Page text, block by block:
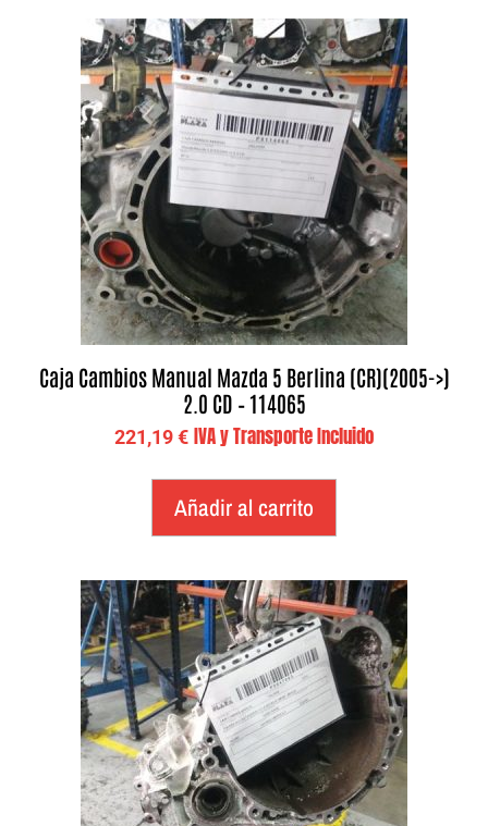
Caja Cambios Manual Mazda 5 Berlina (CR)(2005->)
2.0 CD – 114065
221,19€ IVA y Transporte Incluido
Añadir al carrito